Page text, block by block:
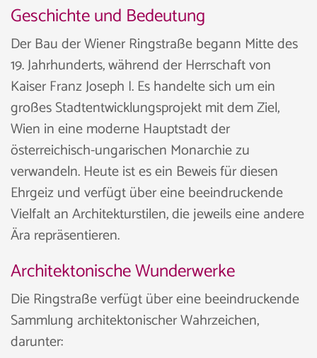
Geschichte und Bedeutung
Der Bau der Wiener Ringstraße begann Mitte des
19. Jahrhunderts, während der Herrschaft von
Kaiser Franz Joseph I. Es handelte sich um ein
großes Stadtentwicklungsprojekt mit dem Ziel,
Wien in eine moderne Hauptstadt der
österreichisch-ungarischen Monarchie zu
verwandeln. Heute ist es ein Beweis für diesen
Ehrgeiz und verfügt über eine beeindruckende
Vielfalt an Architekturstilen, die jeweils eine andere
Ära repräsentieren.
Architektonische Wunderwerke
Die Ringstraße verfügt über eine beeindruckende
Sammlung architektonischer Wahrzeichen,
darunter: